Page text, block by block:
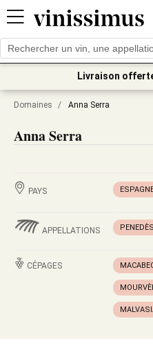
Livraison
Domaines / Anna Serra
Anna Serra
PAYS
APPELLATIONS PENEDÈS
CÉPAGES